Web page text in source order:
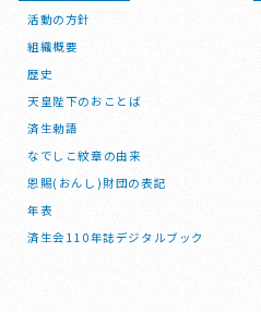
活動の方針
組織概要
歴史
天皇陛下のおことば
済生勅語
なでしこ紋章の由来
恩賜(おんし)財団の表記
年表
済生会110年誌デジタルブック